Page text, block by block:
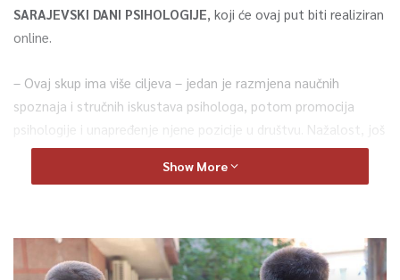
SARAJEVSKI DANI PSIHOLOGIJE , koji će ovaj put biti realiziran
online.
– Ovaj skup ima više ciljeva – jedan je razmjena naučnih
spoznaja i stručnih iskustava psihologa, potom promocija
psihologije i unapređenje njene pozicije u društvu. Nažalost, još
uvijek, psihologija nema status koji bi trebala imati. Pojedinci
su svjesni koliko je važno da njegujemo mentalno zdravlje,
odluke i omogućiti da psiholozi budu dio svakog konteksta, u
svakoj organizaciji, kao neko ko će preventivno djelovati, a ne
Show More